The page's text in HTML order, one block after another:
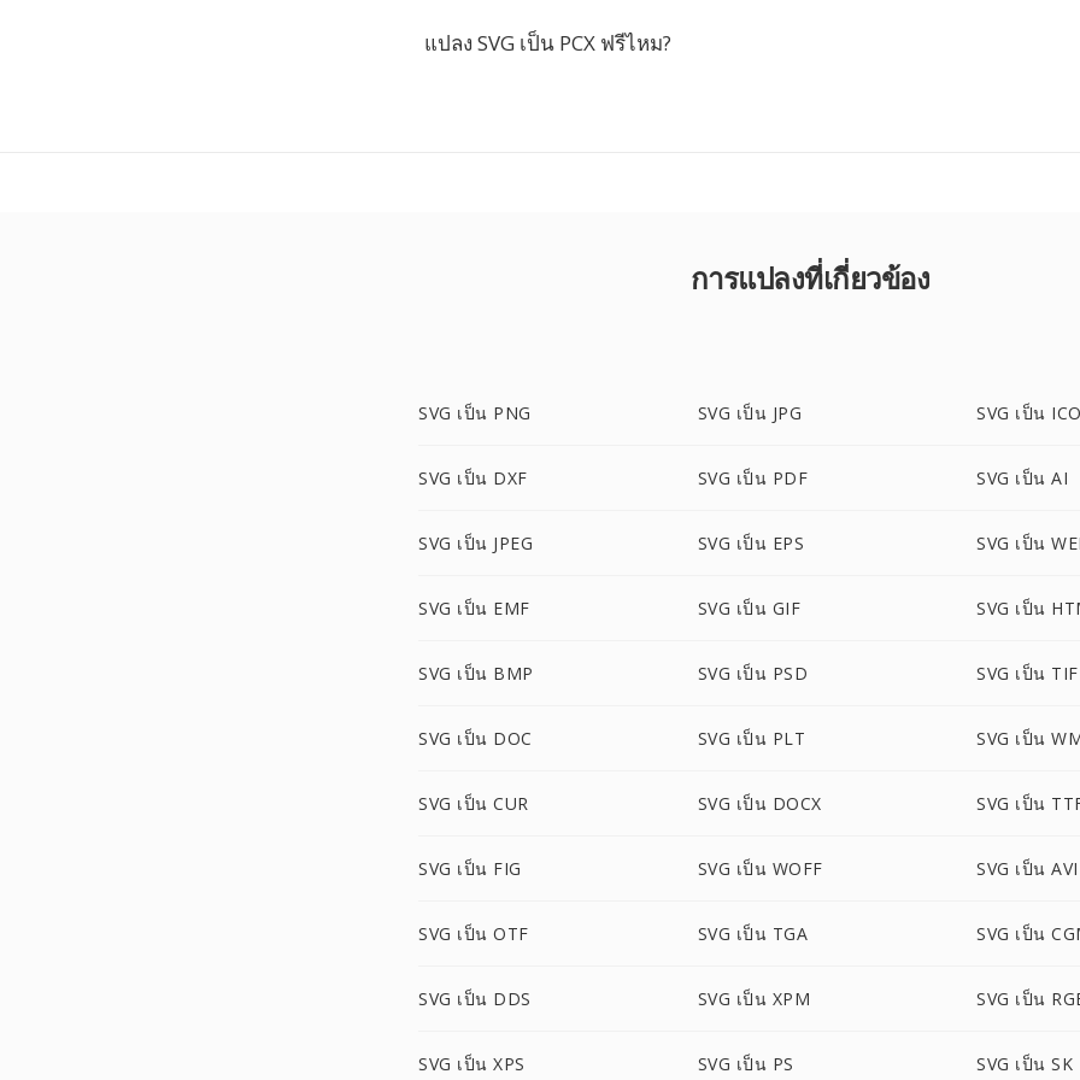
แปลง SVG เป็น PCX ฟรีไหม?
การแปลงที่เกี่ยวข้อง
SVG เป็น PNG SVG เป็น JPG SVG เป็น
SVG เป็น DXF SVG เป็น PDF SVG เป็น AI
SVG เป็น JPEG SVG เป็น EPS SVG เป็น
SVG เป็น EMF SVG เป็น GIF SVG เป็น
SVG เป็น BMP SVG เป็น PSD SVG เป็น
SVG เป็น DOC SVG เป็น PLT SVG เป็น
SVG เป็น CUR SVG เป็น DOCX SVG เป็น
SVG เป็น FIG SVG เป็น WOFF SVG เป็น
SVG เป็น OTF SVG เป็น TGA SVG เป็น
SVG เป็น DDS SVG เป็น XPM SVG เป็น
SVG เป็น XPS SVG เป็น PS SVG เป็น SK